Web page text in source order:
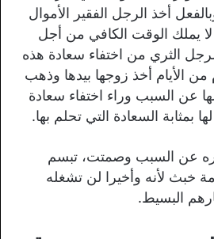
أخذ الرجل الفقير الأموال
يملك الوقت الكافي من أجل
الثري من اختفاء سعادة هذه
من الأيام أخذ زوجها بيدها وذهب
عن السبب وراء اختفاء سعادة
بمثابة السعادة التي تحلم بها.
عن السبب وصمتت، تبسم
خبث لأنه وأخيرا لن تشغله
البسيط.